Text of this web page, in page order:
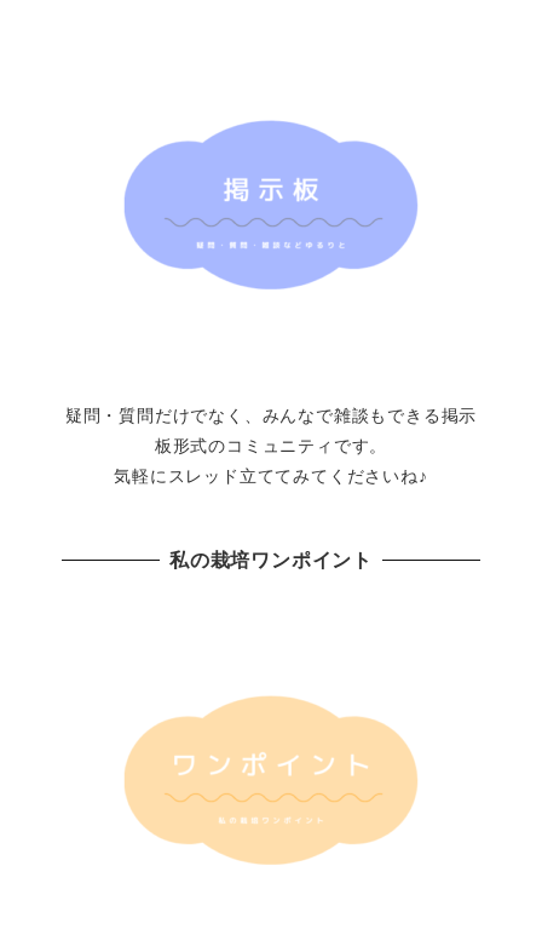
疑問・質問だけでなく、みんなで雑談もできる掲示
板形式のコミュニティです。
気軽にスレッド立ててみてくださいね♪
私の栽培ワンポイント